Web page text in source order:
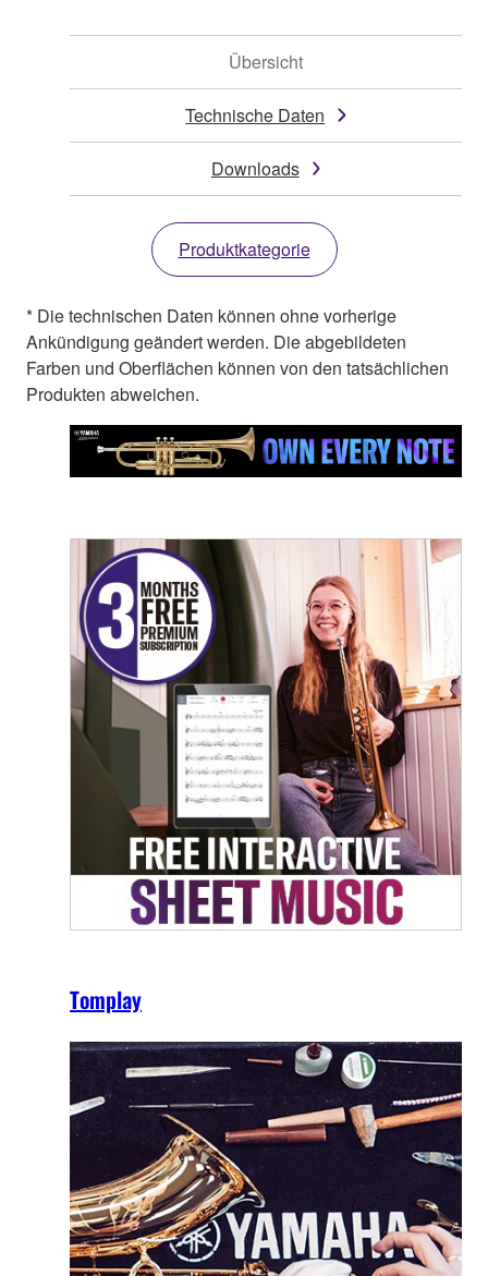
Übersicht
Technische Daten
Downloads
Produktkategorie
* Die technischen Daten können ohne vorherige
Ankündigung geändert werden. Die abgebildeten
Farben und Oberflächen können von den tatsächlichen
Produkten abweichen.
Tomplay